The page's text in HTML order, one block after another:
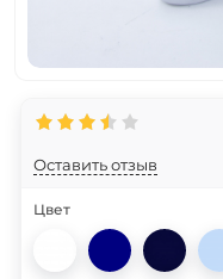
Оставить отзыв
Цвет